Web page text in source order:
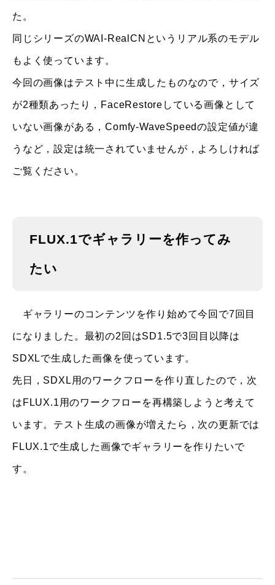
た。
同じシリーズのWAI-RealCNというリアル系のモデル
もよく使っています。
今回の画像はテスト中に生成したものなので，サイズ
が2種類あったり，FaceRestoreしている画像として
いない画像がある，Comfy-WaveSpeedの設定値が違
うなど，設定は統一されていませんが，よろしければ
ご覧ください。
FLUX.1でギャラリーを作ってみ
たい
ギャラリーのコンテンツを作り始めて今回で7回目
になりました。最初の2回はSD1.5で3回目以降は
SDXLで生成した画像を使っています。
先日，SDXL用のワークフローを作り直したので，次
はFLUX.1用のワークフローを再構築しようと考えて
います。テスト生成の画像が増えたら，次の更新では
FLUX.1で生成した画像でギャラリーを作りたいで
す。